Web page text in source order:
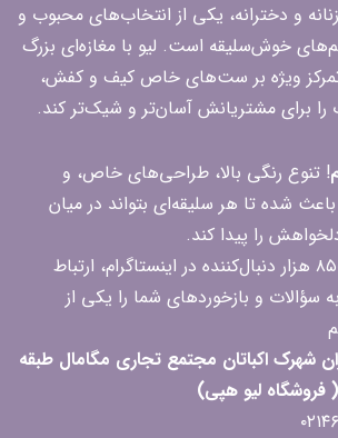
و دخترانه، یکی از انتخاب‌های محبوب و
خوش‌سلیقه است. لیو با مغازه‌ای بزرگ
تمرکز ویژه بر ست‌های خاص کیف و کفش،
را برای مشتریانش آسان‌تر و شیک‌تر کند.
! تنوع رنگی بالا، طراحی‌های خاص، و
شده تا هر سلیقه‌ای بتواند در میان
را پیدا کند.
همچنین با بیش از ۸۵۰ هزار دنبال‌کننده در اینستاگرام، ارتباط
سؤالات و بازخوردهای شما را یکی از
شهرک اکباتان مجتمع تجاری مگامال طبقه